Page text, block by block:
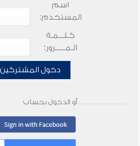
اسم
المستخدم:
كـلـــمـة
الـمـــــرور:
دخول المشتركين
أو الدخول بحساب